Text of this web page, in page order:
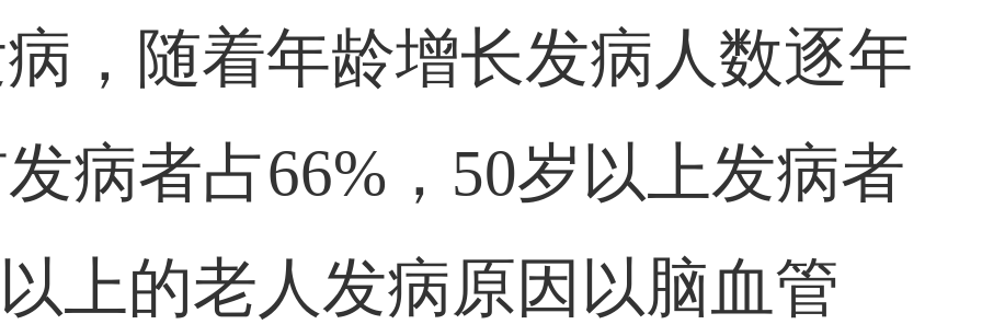
，随着年龄增长发病人数逐年
病者占66%，50岁以上发病者
上的老人发病原因以脑血管